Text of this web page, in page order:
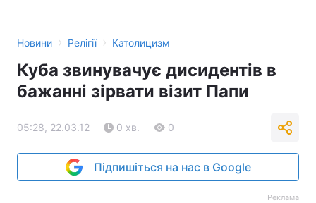
Новини › Релігії › Католицизм
Куба звинувачує дисидентів в
бажанні зірвати візит Папи
05:28, 22.03.12 0 хв. 0
Підпишіться на нас в Google
Реклама